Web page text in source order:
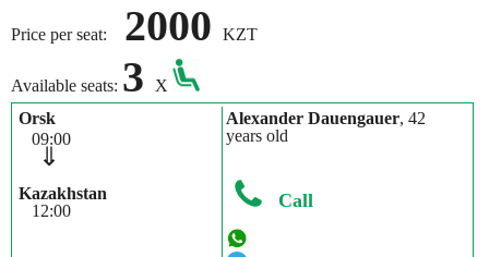
Price per seat: 2000 KZT
Available seats: 3
X
Orsk
09:00
⇓
Kazakhstan
12:00
Alexander Dauengauer, 42
years old
Call